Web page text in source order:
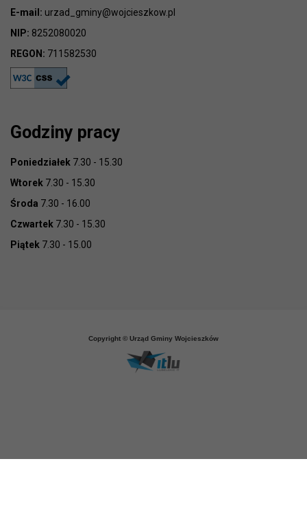
E-mail: urzad_gminy@wojcieszkow.pl
NIP: 8252080020
REGON: 711582530
Godziny pracy
Poniedziałek 7.30 - 15.30
Wtorek 7.30 - 15.30
Środa 7.30 - 16.00
Czwartek 7.30 - 15.30
Piątek 7.30 - 15.00
Copyright © Urząd Gminy Wojcieszków